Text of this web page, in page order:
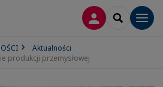
LOGOWANIE
SEARCH
Aktualności
produkcji przemysłowej